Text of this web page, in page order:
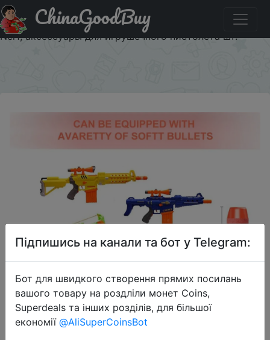
Акція на Пули для Nerf, мягкие, с полым отверстием,
100 см, запасные дротики для Nerf 7,2, для бластеров
Nerf, аксессуары для игрушечного пистолета шт.
ChinaGoodBuy
Підпишись на канали та бот у Telegram:
Бот для швидкого створення прямих посилань
вашого товару на роздліли монет Coins,
Superdeals та інших розділів, для більшої
економії @AliSuperCoinsBot